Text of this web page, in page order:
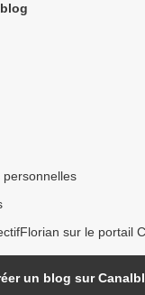
sur le portail
un blog sur